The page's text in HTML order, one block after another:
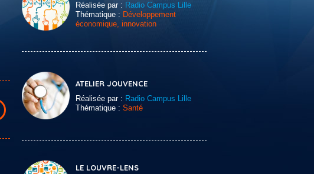
Réalisée par : Radio Campus Lille
Thématique : Développement
économique, innovation
ATELIER JOUVENCE
Réalisée par : Radio Campus Lille
Thématique : Santé
LE LOUVRE-LENS